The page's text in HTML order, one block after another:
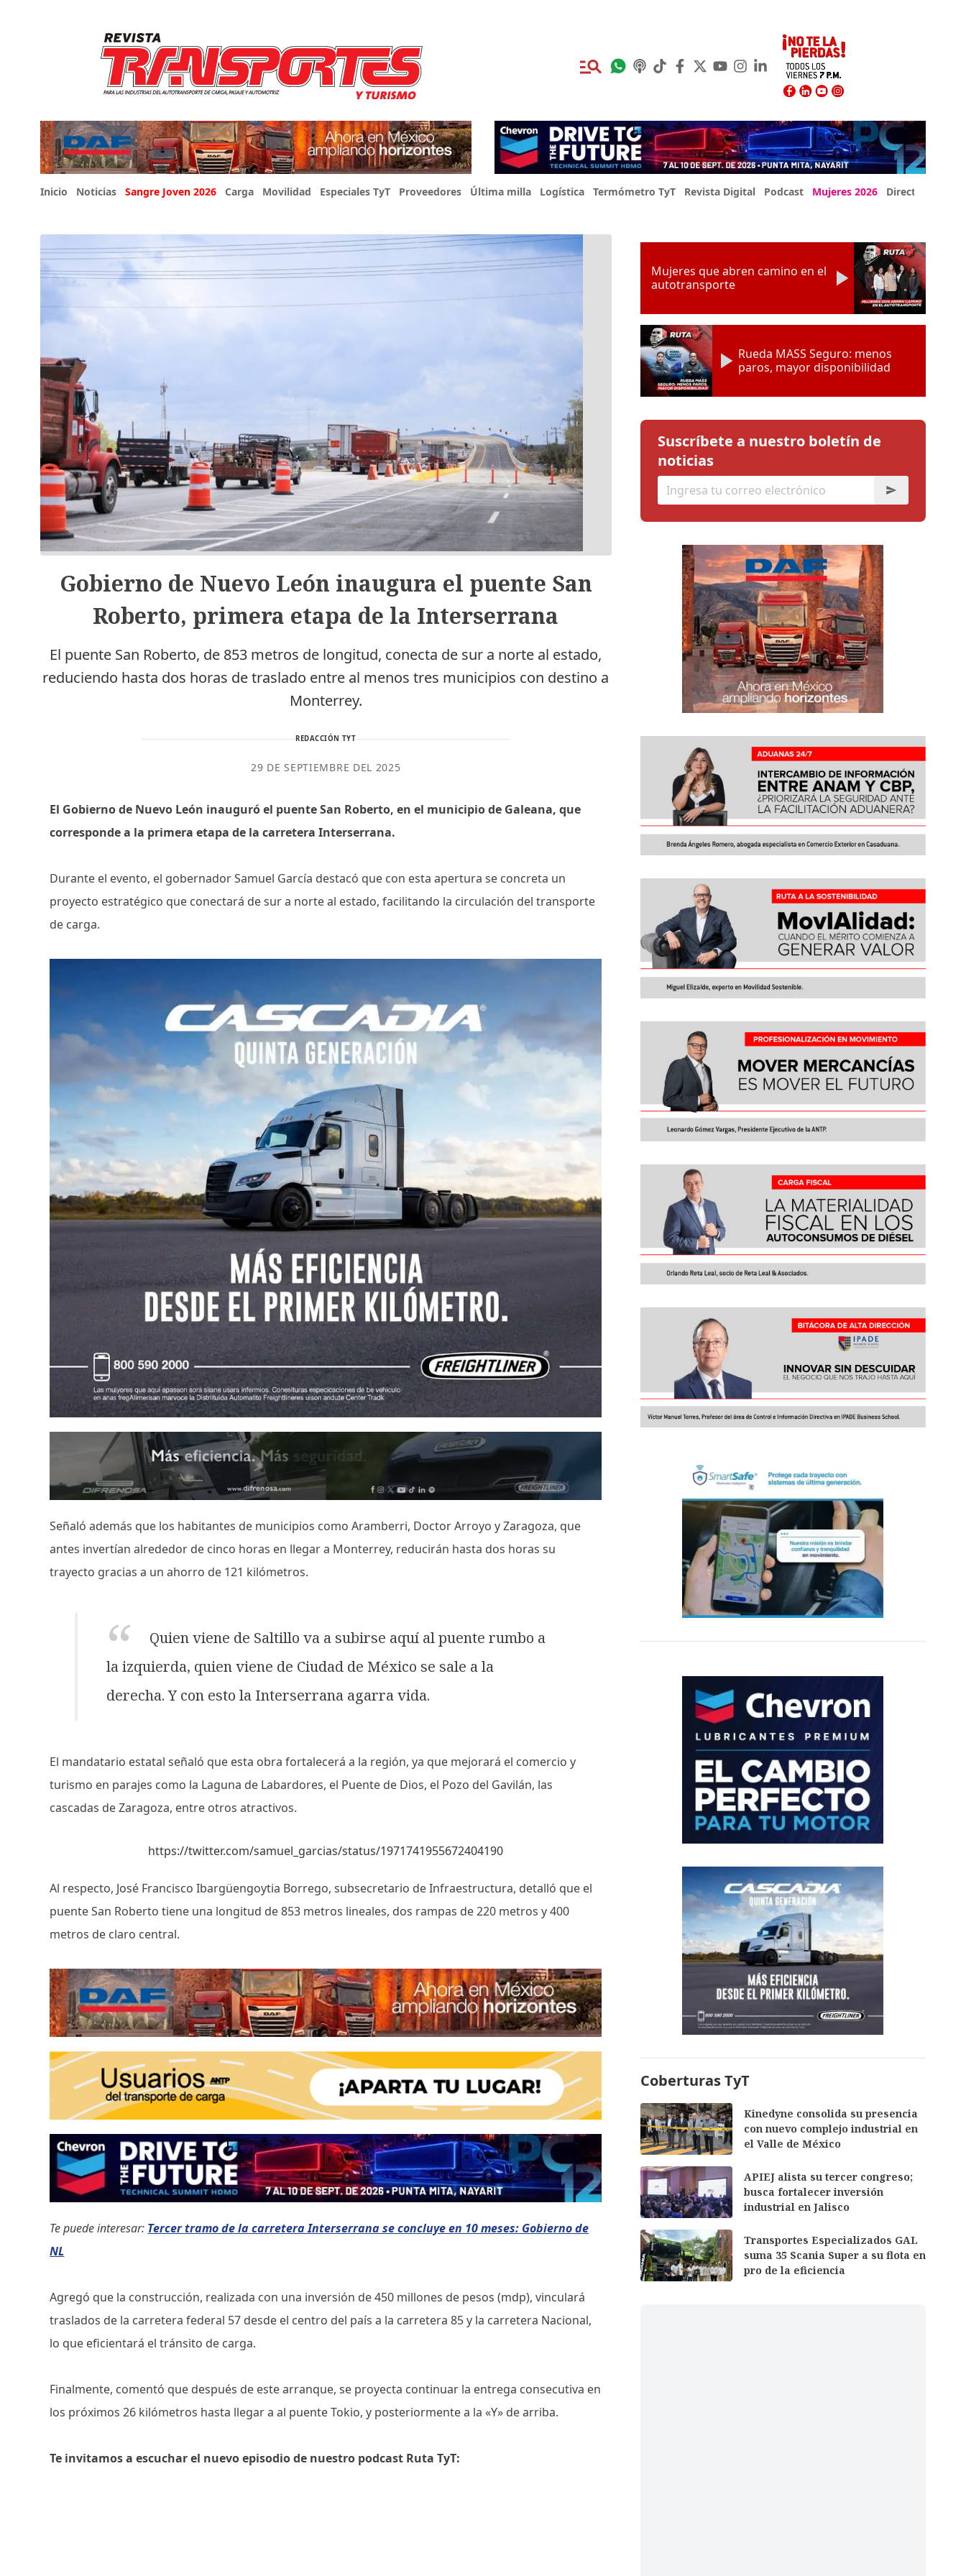
Inicio Noticias Sangre Joven 2026 Carga Movilidad Especiales TyT Proveedores Última milla Logística Termómetro TyT Revista Digital Podcast Mujeres 2026 Directorio Expo
Gobierno de Nuevo León inaugura el puente San
Roberto, primera etapa de la Interserrana
El puente San Roberto, de 853 metros de longitud, conecta de sur a norte al estado,
reduciendo hasta dos horas de traslado entre al menos tres municipios con destino a
Monterrey.
REDACCIÓN TYT
29 DE SEPTIEMBRE DEL 2025
El Gobierno de Nuevo León inauguró el puente San Roberto, en el municipio de Galeana, que
corresponde a la primera etapa de la carretera Interserrana.
Durante el evento, el gobernador Samuel García destacó que con esta apertura se concreta un
proyecto estratégico que conectará de sur a norte al estado, facilitando la circulación del transporte
de carga.
Señaló además que los habitantes de municipios como Aramberri, Doctor Arroyo y Zaragoza, que
antes invertían alrededor de cinco horas en llegar a Monterrey, reducirán hasta dos horas su
trayecto gracias a un ahorro de 121 kilómetros.
Quien viene de Saltillo va a subirse aquí al puente rumbo a
la izquierda, quien viene de Ciudad de México se sale a la
derecha. Y con esto la Interserrana agarra vida.
El mandatario estatal señaló que esta obra fortalecerá a la región, ya que mejorará el comercio y
turismo en parajes como la Laguna de Labardores, el Puente de Dios, el Pozo del Gavilán, las
cascadas de Zaragoza, entre otros atractivos.
https://twitter.com/samuel_garcias/status/1971741955672404190
Al respecto, José Francisco Ibargüengoytia Borrego, subsecretario de Infraestructura, detalló que el
puente San Roberto tiene una longitud de 853 metros lineales, dos rampas de 220 metros y 400
metros de claro central.
Te puede interesar: Tercer tramo de la carretera Interserrana se concluye en 10 meses: Gobierno de
NL
Agregó que la construcción, realizada con una inversión de 450 millones de pesos (mdp), vinculará
traslados de la carretera federal 57 desde el centro del país a la carretera 85 y la carretera Nacional,
lo que eficientará el tránsito de carga.
Finalmente, comentó que después de este arranque, se proyecta continuar la entrega consecutiva en
los próximos 26 kilómetros hasta llegar a al puente Tokio, y posteriormente a la «Y» de arriba.
Te invitamos a escuchar el nuevo episodio de nuestro podcast Ruta TyT:
Mujeres que abren camino en el
autotransporte
Rueda MASS Seguro: menos
paros, mayor disponibilidad
Suscríbete a nuestro boletín de
noticias
Coberturas TyT
Kinedyne consolida su presencia
con nuevo complejo industrial en
el Valle de México
APIEJ alista su tercer congreso;
busca fortalecer inversión
industrial en Jalisco
Transportes Especializados GAL
suma 35 Scania Super a su flota en
pro de la eficiencia